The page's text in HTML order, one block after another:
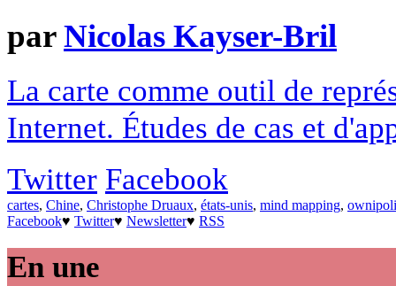
parNicolas Kayser-Bril
La carte comme outil de
Internet. Études de cas et
Twitter Facebook
cartes, Chine, Christophe Druaux, états-unis, mind mapping,
Facebook♥ Twitter♥ Newsletter♥ RSS
En une